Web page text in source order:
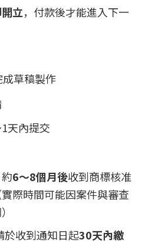
立，付款後才能進入下一
草稿製作
天內提交
6～8個月後收到商標核准
際時間可能因案件與審查
於收到通知日起30天內繳